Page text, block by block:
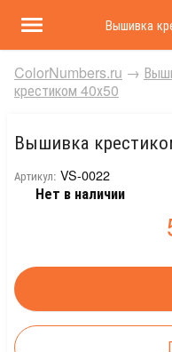
Вышивка
ColorNumbers.ru →
крестиком 40х50
Вышивка
Артикул: VS-0022
Нет в наличии